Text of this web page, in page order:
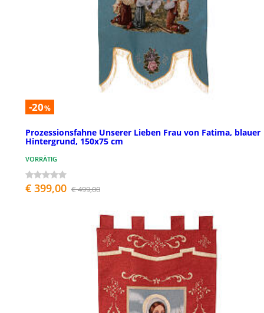
-20%
Prozessionsfahne Unserer Lieben Frau von Fatima, blauer
Hintergrund, 150x75 cm
VORRÄTIG
€ 399,00 € 499,00